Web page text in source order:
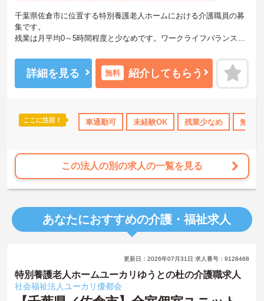
休･育休･介護休暇取得実績あり 社会保険完備 交通費支給
千葉県佐倉市に位置する特別養護老人ホームにおける介護職員の募
集です。
残業は月平均0～5時間程度と少なめです。ワークライフバランスを
て、介護サービスの提供を行っていただける方を募集しています。
ご興味のある方には、面接対策ポイントなど、さらに詳細をご案内
しますのでお気軽にご相談ください！
詳細を見る 無料 紹介してもらう
ここに注目！ 車通勤可 未経験OK 残業少なめ 無資
この法人の別の求人の一覧を見る
あなたにおすすめの介護・福祉求人
更新日：2026年07月31日 求人番号：9128468
特別養護老人ホームユーカリゆうとの杜の介護職求人
社会福祉法人ユーカリ優都会